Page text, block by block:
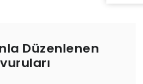
Düzenlenen